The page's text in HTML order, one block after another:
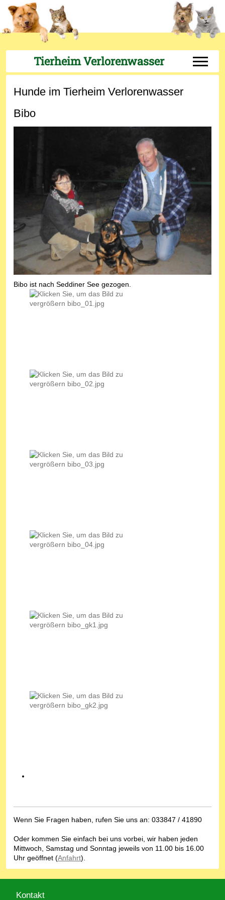
Tierheim Verlorenwasser Off-
Hunde im Tierheim Verlorenwasser
Bibo
Bibo ist nach Seddiner See gezogen.
Wenn Sie Fragen haben, rufen Sie uns an: 033847 / 41890
Oder kommen Sie einfach bei uns vorbei, wir haben jeden
Mittwoch, Samstag und Sonntag jeweils von 11.00 bis 16.00
Uhr geöffnet (Anfahrt).
Kontakt